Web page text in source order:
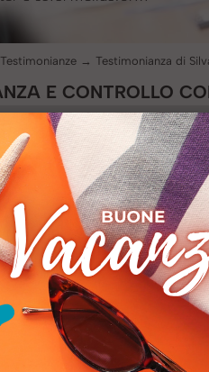
Testimonianze →
E CONTROLLO
AI
è stata intuitiva e di facile
sebbene ci tengo a
e propone molte iniziative alle
Ruolo:
Profilo LinkedIN: